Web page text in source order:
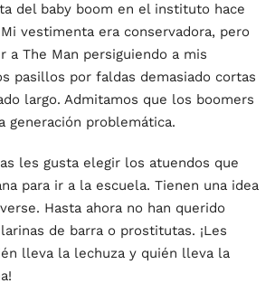
del baby boom en el instituto hace
vestimenta era conservadora, pero
a The Man persiguiendo a mis
pasillos por faldas demasiado cortas
largo. Admitamos que los boomers
generación problemática.
les gusta elegir los atuendos que
para ir a la escuela. Tienen una idea
Hasta ahora no han querido
de barra o prostitutas. ¡Les
lleva la lechuza y quién lleva la